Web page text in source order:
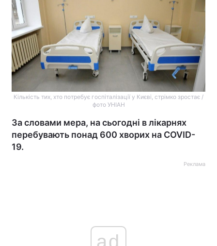
Кількість тих, хто потребує госпіталізації у Києві, стрімко зростає /
фото УНІАН
За словами мера, на сьогодні в лікарнях
перебувають понад 600 хворих на COVID-
19.
Реклама
ad